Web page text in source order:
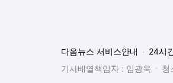
다음뉴스 서비스안내 24시
기사배열책임자 : 임광욱
청